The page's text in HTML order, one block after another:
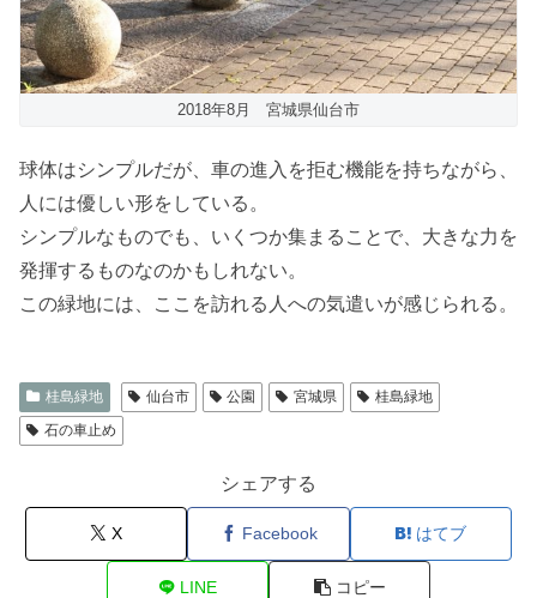
2018年8月 宮城県仙台市
球体はシンプルだが、車の進入を拒む機能を持ちながら、
人には優しい形をしている。
シンプルなものでも、いくつか集まることで、大きな力を
発揮するものなのかもしれない。
この緑地には、ここを訪れる人への気遣いが感じられる。
桂島緑地 仙台市 公園 宮城県
桂島緑地
石の車止め
シェアする
X Facebook はてブ
LINE コピー